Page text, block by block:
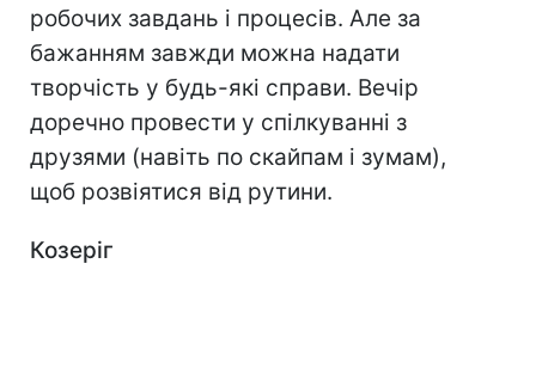
робочих завдань і процесів. Але за
бажанням завжди можна надати
творчість у будь-які справи. Вечір
доречно провести у спілкуванні з
друзями (навіть по скайпам і зумам),
щоб розвіятися від рутини.
Козеріг